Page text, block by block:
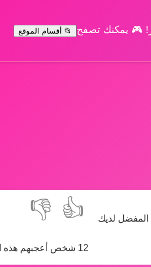
🎮 يمكنك تصفح 📂 أقسام الموقع
👍
👎
12 شخص أعجبهم هذه اللعبة، انضم إليهم!
المفضل لديك